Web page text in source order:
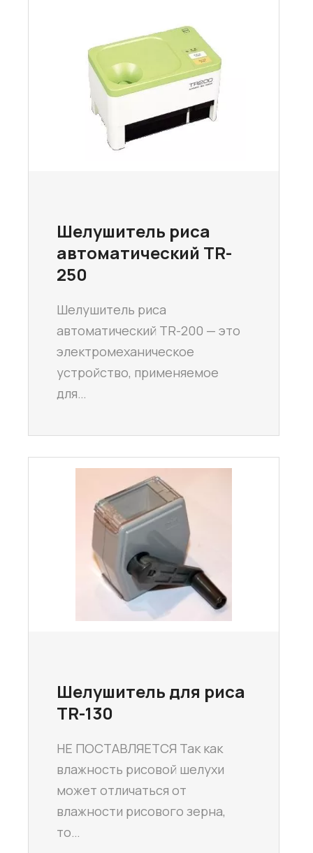
Шелушитель риса
автоматический TR-
250
Шелушитель риса
автоматический TR-200 — это
электромеханическое
устройство, применяемое
для…
Шелушитель для риса
TR-130
НЕ ПОСТАВЛЯЕТСЯ Так как
влажность рисовой шелухи
может отличаться от
влажности рисового зерна,
то…